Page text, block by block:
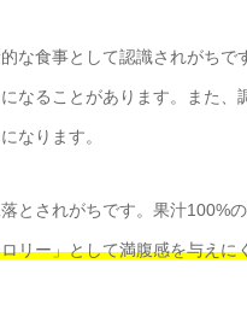
な食事として認識されがち
なることがあります。また
なります。
とされがちです。果汁100%
リー」として満腹感を与えに